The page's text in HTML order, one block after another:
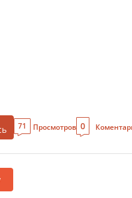
71 Просмотров 0